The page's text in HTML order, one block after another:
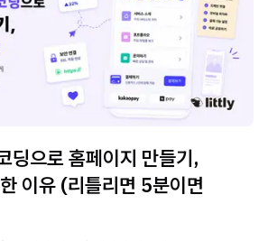
딩으로 홈페이지 만들기,
이유 (리틀리면 5분이면